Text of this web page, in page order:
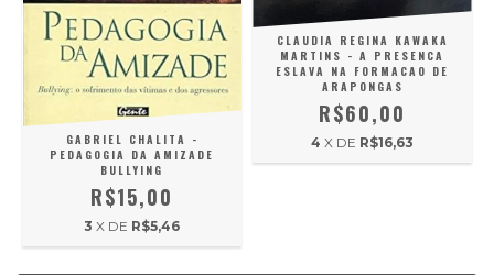
GABRIEL CHALITA -
PEDAGOGIA DA AMIZADE
BULLYING
R$15,00
3 X DE R$5,46
CLAUDIA REGINA KAWAKA
MARTINS - A PRESENCA
ESLAVA NA FORMACAO DE
ARAPONGAS
R$60,00
4 X DE R$16,63